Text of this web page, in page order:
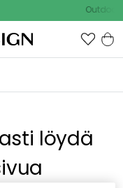
Outdoor
löydä